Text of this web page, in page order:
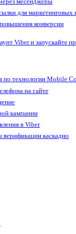
для маркетинговых
конверсии
Viber и запускайте
по технологии Mobile
на сайте
кампании
в Viber
верификации каскадно